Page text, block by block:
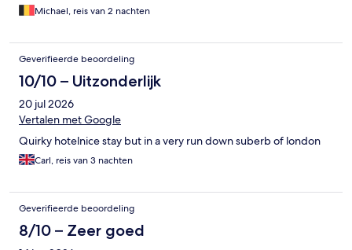
Michael, reis van 2 nachten
Geverifieerde beoordeling
10/10 – Uitzonderlijk
20 jul 2026
Vertalen met Google
Quirky hotelnice stay but in a very run down suberb of london
Carl, reis van 3 nachten
Geverifieerde beoordeling
8/10 – Zeer goed